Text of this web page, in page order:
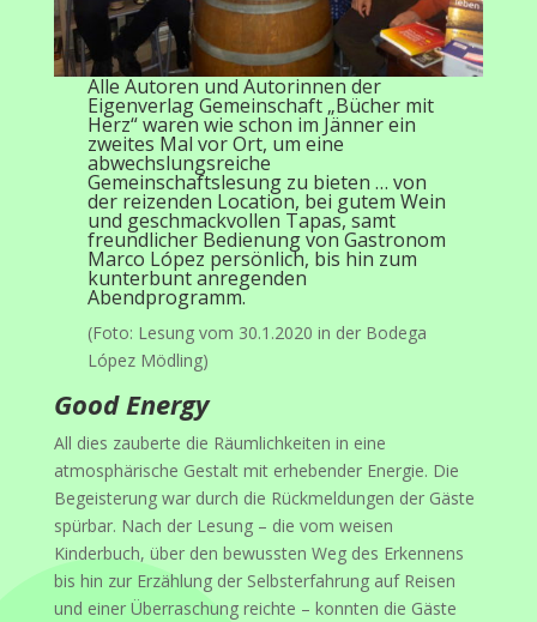
Alle Autoren und Autorinnen der
Eigenverlag Gemeinschaft „Bücher mit
Herz“ waren wie schon im Jänner ein
zweites Mal vor Ort, um eine
abwechslungsreiche
Gemeinschaftslesung zu bieten … von
der reizenden Location, bei gutem Wein
und geschmackvollen Tapas, samt
freundlicher Bedienung von Gastronom
Marco López persönlich, bis hin zum
kunterbunt anregenden
Abendprogramm.
(Foto: Lesung vom 30.1.2020 in der Bodega
López Mödling)
Good Energy
All dies zauberte die Räumlichkeiten in eine
atmosphärische Gestalt mit erhebender Energie. Die
Begeisterung war durch die Rückmeldungen der Gäste
spürbar. Nach der Lesung – die vom weisen
Kinderbuch, über den bewussten Weg des Erkennens
bis hin zur Erzählung der Selbsterfahrung auf Reisen
und einer Überraschung reichte – konnten die Gäste